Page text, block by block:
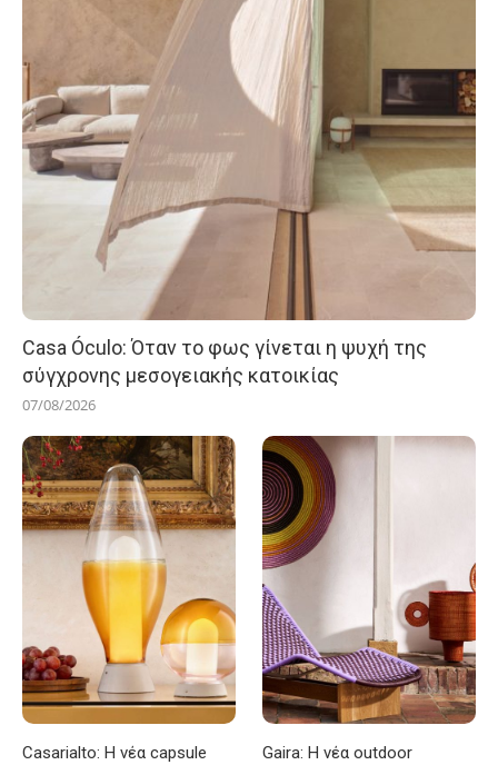
Casa Óculo: Όταν το φως γίνεται η ψυχή της
σύγχρονης μεσογειακής κατοικίας
07/08/2026
Casarialto: Η νέα capsule
Gaira: Η νέα outdoor